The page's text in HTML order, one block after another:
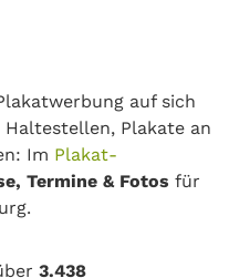
auf sich
Haltestellen, Plakate an
Im Plakat-
Termine & Fotos für
3.438